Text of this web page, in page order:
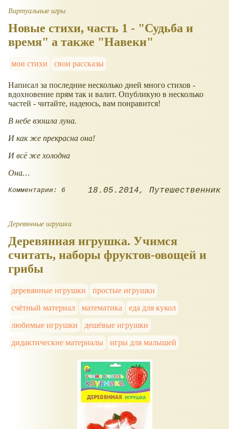
Виртуальные игры
Новые стихи, часть 1 - "Судьба и
время" а также "Навеки"
мои стихи свои рассказы
Написал за последние несколько дней много стихов -
вдохновение прям так и валит. Опубликую в несколько
частей - читайте, надеюсь, вам понравится!
В небе взошла луна.
И как же прекрасна она!
И всё же холодна
Она…
Комментарии: 6 18.05.2014 Путешественник
Деревянные игрушки
Деревянная игрушка. Учимся
считать, наборы фруктов-овощей и
грибы
деревянные игрушки
простые игрушки
счётный материал
математика
еда для кукол
любимые игрушки
дешёвые игрушки
дидактические материалы
игры для малышей